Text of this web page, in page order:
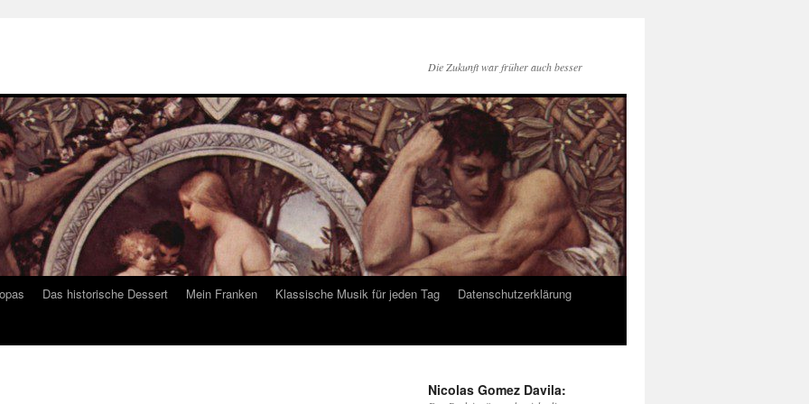
Die Zukunft war früher auch besser
Das historische Dessert Mein Franken Klassische Musik für jeden Tag
Datenschutzerklärung
Nicolas Gomez Davila: